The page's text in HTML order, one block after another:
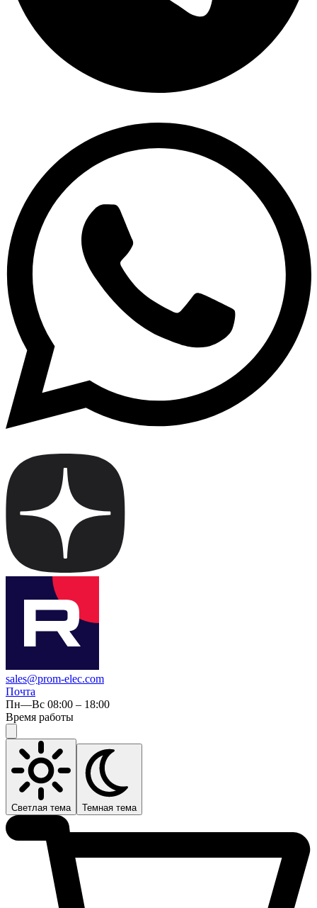
sales@prom-elec.com
Почта
Пн—Вс 08:00 – 18:00
Время работы
Светлая тема Темная тема